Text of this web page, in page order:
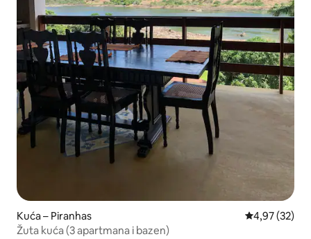
Kuća – Piranhas Prosječna
4,97 (32)
Žuta kuća (3 apartmana i bazen)